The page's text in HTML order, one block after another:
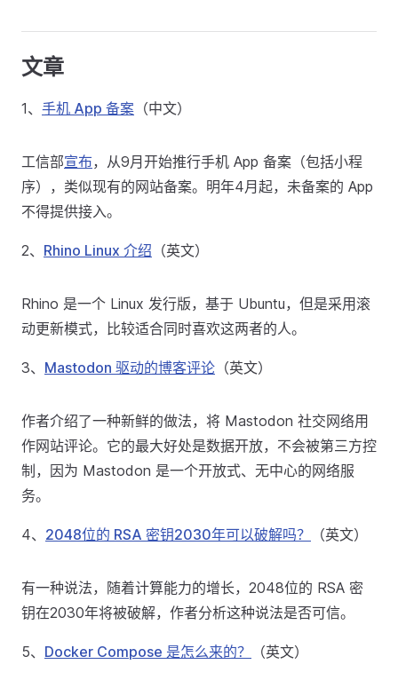
文章
1、 手机 App 备案 （中文）
工信部宣布，从9月开始推行手机 App 备案（包括小程
序），类似现有的网站备案。明年4月起，未备案的 App
不得提供接入。
2、 Rhino Linux 介绍 （英文）
Rhino 是一个 Linux 发行版，基于 Ubuntu，但是采用滚
动更新模式，比较适合同时喜欢这两者的人。
3、 Mastodon 驱动的博客评论 （英文）
作者介绍了一种新鲜的做法，将 Mastodon 社交网络用
作网站评论。它的最大好处是数据开放，不会被第三方控
制，因为 Mastodon 是一个开放式、无中心的网络服
务。
4、 2048位的 RSA 密钥2030年可以破解吗？ （英文）
有一种说法，随着计算能力的增长，2048位的 RSA 密
钥在2030年将被破解，作者分析这种说法是否可信。
5、 Docker Compose 是怎么来的？ （英文）